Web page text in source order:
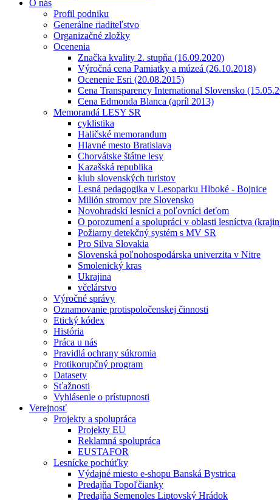
O nás
Profil podniku
Generálne riaditeľstvo
Organizačné zložky
Ocenenia
Značka kvality 2. stupňa (16.09.2020)
Výročná cena Pamiatky a múzeá (26.10.2018)
Ocenenie Esri (20.08.2015)
Cena Transparency International Slovensko
Cena Edmonda Blanca (apríl 2013)
Memorandá LESY SR
cyklistika
Haličské memorandum
Hlavné mesto Bratislava
Chorvátske štátne lesy
Kazašská republika
klub slovenských turistov
Lesná pedagogika v Lesoparku Hlboké - Bojnice
Milión stromov pre Slovensko
Novohradskí lesníci a poľovníci deťom
O porozumení a spolupráci v oblasti lesníctva
Požiarny detekčný systém s MV SR
Pro Silva Slovakia
Slovenská poľnohospodárska univerzita v Nitre
Smolenický kras
Ukrajina
včelárstvo
Výročné správy
Oznamovanie protispoločenskej činnosti
Etický kódex
História
Práca u nás
Pravidlá ochrany súkromia
Protikorupčný program
Datasety
Sťažnosti
Vyhlásenie o prístupnosti
Verejnosť
Projekty a spolupráca
Projekty EU
Reklamná spolupráca
EUSTAFOR
Lesnícke pochúťky
Výdajné miesto e-shopu Banská Bystrica
Predajňa Topoľčianky
Predajňa Semenoles Liptovský Hrádok